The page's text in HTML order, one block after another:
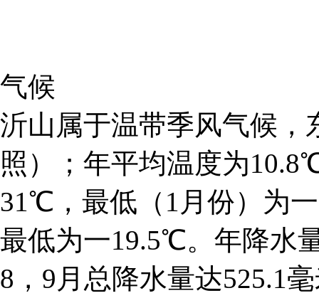
气候
沂山属于温带季风气候，
照）；年平均温度为
31℃，最低（1月份）为
最低为一19.5℃。年降水
8，9月总降水量达525.1